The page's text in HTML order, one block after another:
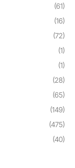
(61)
(16)
(72)
(1)
(1)
(28)
(65)
(149)
(475)
(40)